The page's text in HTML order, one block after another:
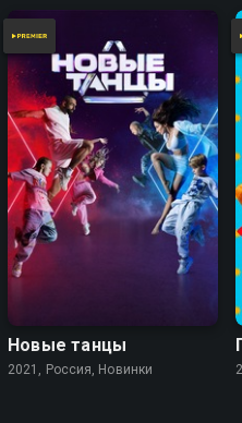
Новые танцы
2021, Россия, Новинки